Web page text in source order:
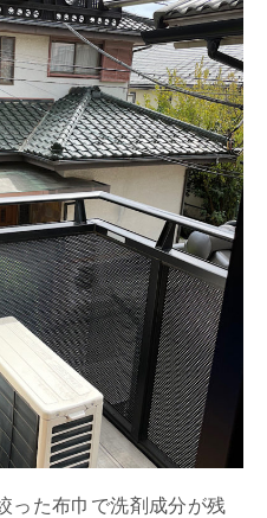
った布巾で洗剤成分が残